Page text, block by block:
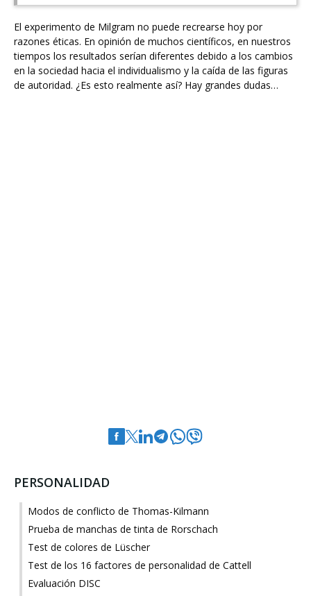
PERSONALIDAD
Modos de conflicto de Thomas-Kilmann
Prueba de manchas de tinta de Rorschach
Test de colores de Lüscher
Test de los 16 factores de personalidad de Cattell
Evaluación DISC
El experimento de Milgram no puede recrearse hoy por
razones éticas. En opinión de muchos científicos, en nuestros
tiempos los resultados serían diferentes debido a los cambios
en la sociedad hacia el individualismo y la caída de las figuras
de autoridad. ¿Es esto realmente así? Hay grandes dudas…